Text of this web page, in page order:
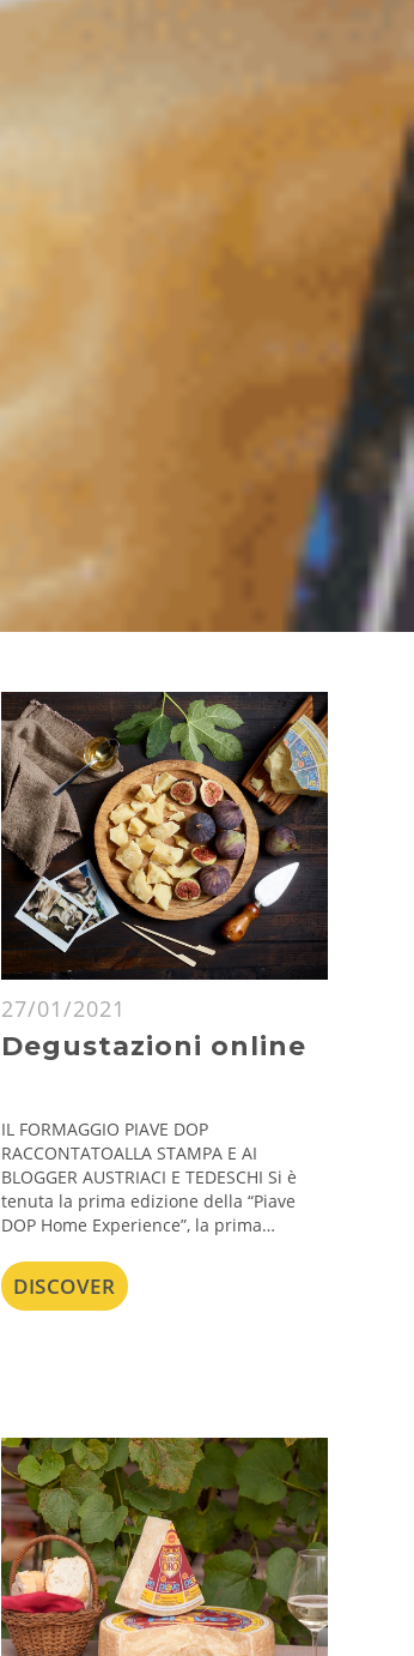
27/01/2021
Degustazioni online
IL FORMAGGIO PIAVE DOP
RACCONTATOALLA STAMPA E AI
BLOGGER AUSTRIACI E TEDESCHI Si è
tenuta la prima edizione della “Piave
DOP Home Experience”, la prima…
DISCOVER